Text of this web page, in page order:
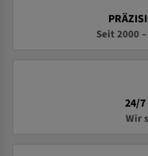
Seit 2000
24/7
Wir